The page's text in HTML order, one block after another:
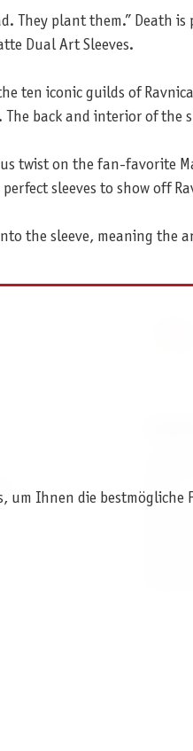
They plant them.” Death
Dual Art Sleeves.
the ten iconic guilds of
back and interior of the
twist on the fan-favorite
sleeves to show off
the sleeve, meaning the
AGB
um Ihnen die